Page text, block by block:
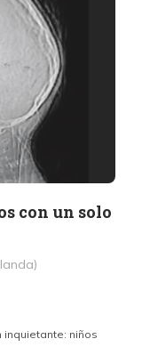
con un solo
inquietante: niños